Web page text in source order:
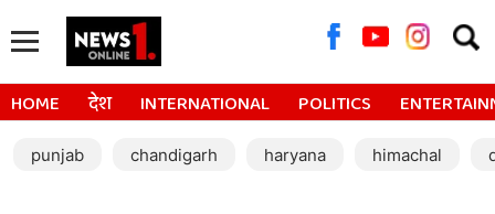
for:
HOME देश INTERNATIONAL POLITICS
punjab chandigarh haryana himachal